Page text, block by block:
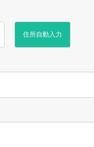
住所自動入力